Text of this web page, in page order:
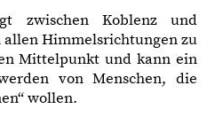
zwischen Koblenz und
Himmelsrichtungen zu
Mittelpunkt und kann ein
von Menschen, die
wollen.